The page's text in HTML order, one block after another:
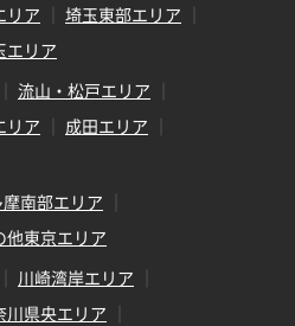
リア
埼玉東部エリア
エリア
流山・松戸エリア
リア
成田エリア
摩南部エリア
他東京エリア
川崎湾岸エリア
川県央エリア